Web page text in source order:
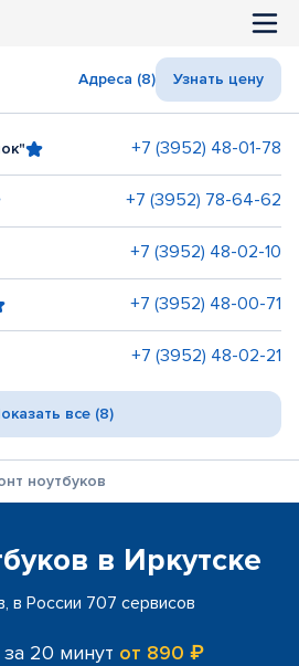
Адреса (8) Узнать цену
+7 (3952) 48-01-78
+7 (3952) 78-64-62
+7 (3952) 48-02-10
+7 (3952) 48-00-71
+7 (3952) 48-02-21
все (8)
ноутбуков
в Иркутске
в России 707 сервисов
20 минут от 890 ₽